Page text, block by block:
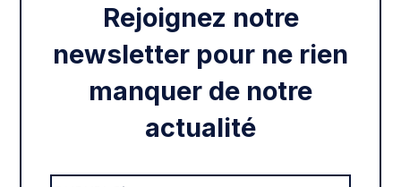
Rejoignez notre
newsletter pour ne rien
manquer de notre
actualité